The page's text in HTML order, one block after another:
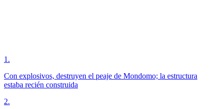
1 .
Con explosivos, destruyen el peaje de Mondomo; la estructura
estaba recién construida
2.